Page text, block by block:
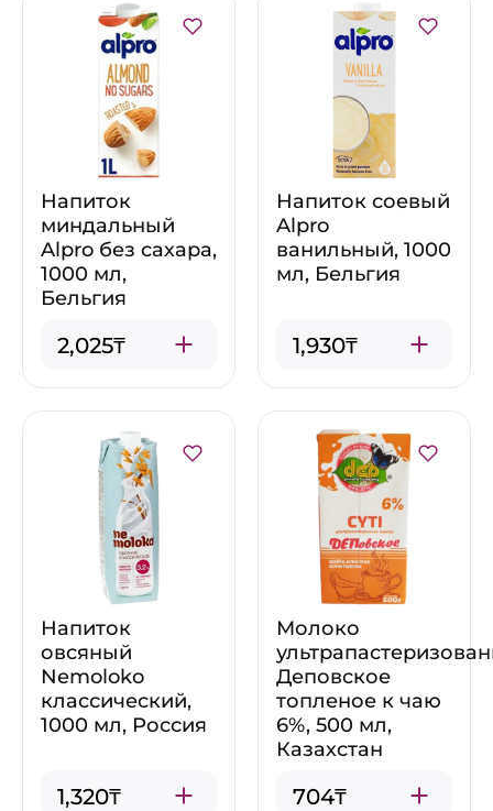
Напиток
миндальный
Alpro без сахара,
1000 мл,
Бельгия
2,025₸
Напиток соевый
Alpro
ванильный, 1000
мл, Бельгия
1,930₸
Напиток
овсяный
Nemoloko
классический,
1000 мл, Россия
1,320₸
Молоко
Деповское
топленое к чаю
6%, 500 мл,
Казахстан
704₸